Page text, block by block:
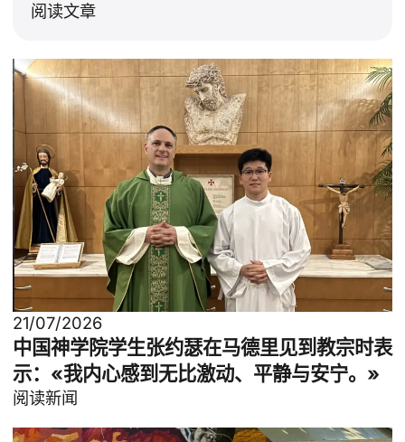
阅读文章
21/07/2026
中国神学院学生张约瑟在马德里见到教宗时表
示：«我内心感到无比激动、平静与安宁。»
阅读新闻